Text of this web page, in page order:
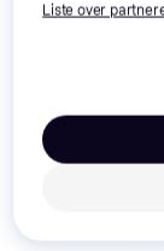
Showtime!
(Switch)
279 kr.
Liste over